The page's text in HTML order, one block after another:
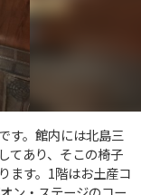
す。館内には北島三
てあり、そこの椅子
ます。1階はお土産コ